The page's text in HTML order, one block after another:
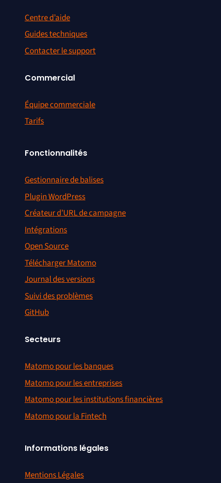
Centre d’aide
Guides techniques
Contacter le support
Commercial
Équipe commerciale
Tarifs
Fonctionnalités
Gestionnaire de balises
Plugin WordPress
Créateur d’URL de campagne
Intégrations
Open Source
Télécharger Matomo
Journal des versions
Suivi des problèmes
GitHub
Secteurs
Matomo pour les banques
Matomo pour les entreprises
Matomo pour les institutions financières
Matomo pour la Fintech
Informations légales
Mentions Légales